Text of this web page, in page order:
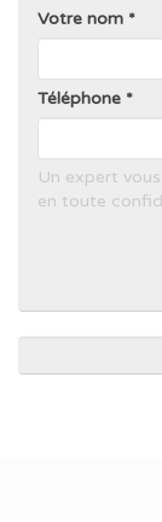
Votre nom
Téléphone
Un expert
en toute